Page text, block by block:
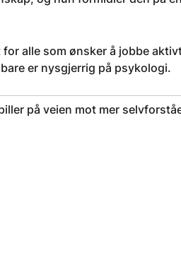
alle som ønsker å jobbe
er nysgjerrig på psykologi.
på veien mot mer